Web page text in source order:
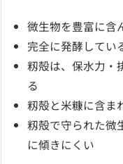
微生物を豊富に含
完全に発酵してい
籾殻は、保水力・
る
籾殻と米糠に含ま
籾殻で守られた微
に傾きにくい